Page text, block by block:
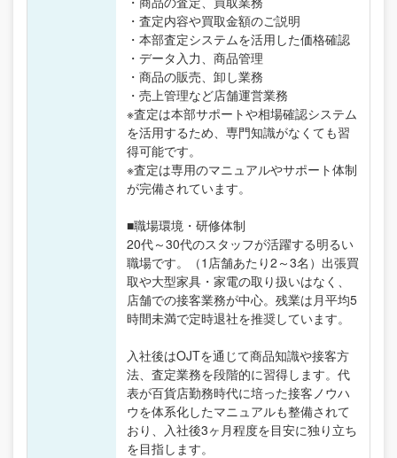
・査定内容や買取金額のご説明
・本部査定システムを活用した価格確認
・データ入力、商品管理
・商品の販売、卸し業務
・売上管理など店舗運営業務
※査定は本部サポートや相場確認システム
を活用するため、専門知識がなくても習
得可能です。
※査定は専用のマニュアルやサポート体制
が完備されています。
■職場環境・研修体制
20代～30代のスタッフが活躍する明るい
職場です。（1店舗あたり2～3名）出張買
取や大型家具・家電の取り扱いはなく、
店舗での接客業務が中心。残業は月平均5
時間未満で定時退社を推奨しています。
入社後はOJTを通じて商品知識や接客方
法、査定業務を段階的に習得します。代
表が百貨店勤務時代に培った接客ノウハ
ウを体系化したマニュアルも整備されて
おり、入社後3ヶ月程度を目安に独り立ち
を目指します。